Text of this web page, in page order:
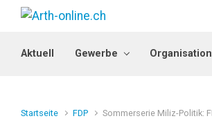
Zum Hauptinhalt springen
Aktuell Gewerbe
Startseite FDP Sommerserie Miliz-Politik: